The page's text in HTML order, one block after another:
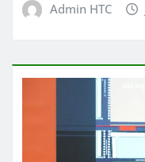
Admin HTC